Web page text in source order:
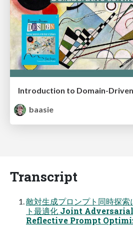
baasie
Transcript
敵対生成プロンプト同時探
ト最適化 Joint
Reflective Prompt